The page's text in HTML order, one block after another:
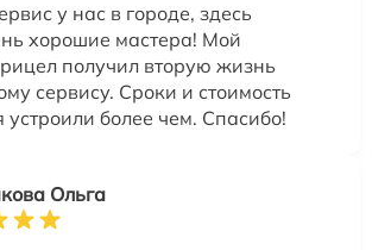
у нас в городе, здесь
хорошие мастера! Мой
получил вторую жизнь
сервису. Сроки и стоимость
устроили более чем. Спасибо!
Ольга